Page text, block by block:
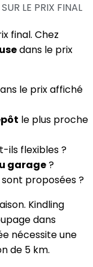
LE PRIX FINAL
final. Chez
dans le prix
le prix affiché
le plus proche
ils flexibles ?
garage?
sont proposées ?
Kindling
dans
nécessite une
de 5 km.